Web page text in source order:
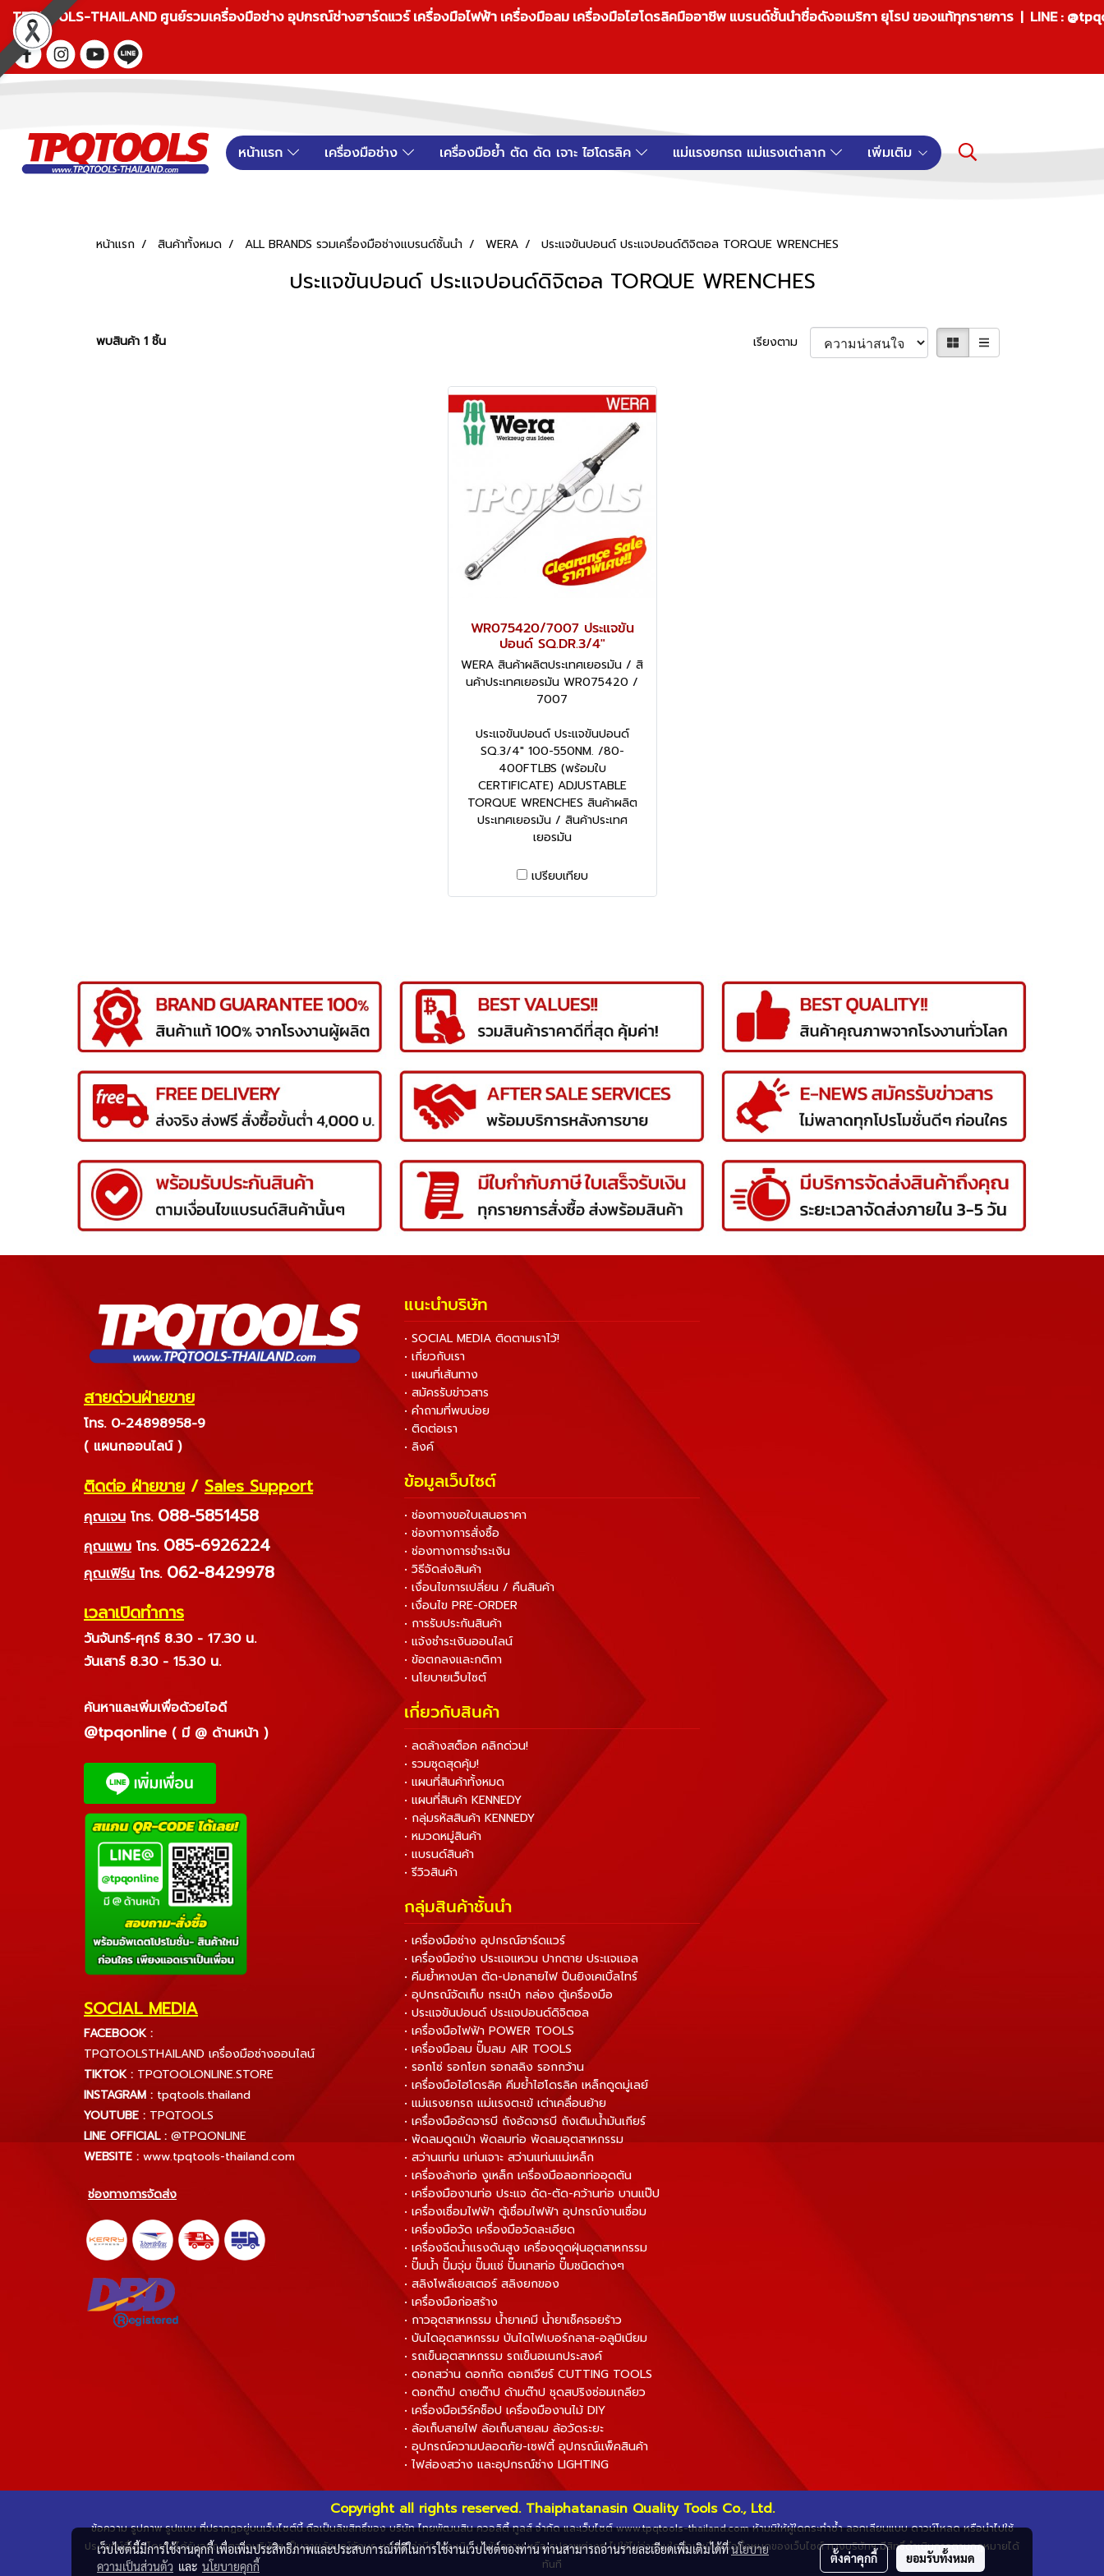
TPQTOOLS-THAILAND ศูนย์รวมเครื่องมือช่าง อุปกรณ์ช่างฮาร์ดแวร์ เครื่องมือไฟฟ้า เครื่องมือลม เครื่องมือไฮโดรลิคมืออาชีพ แบรนด์ชั้นนำชื่อดังอเมริกา ยุโรป ของแท้ทุกรายการ | LINE :
หน้าแรก เครื่องมือช่าง เครื่องมือย้ำ ตัด ดัด เจาะ ไฮโดรลิค แม่แรงยกรถ แม่แรงเต่าลาก เพิ่มเติม
หน้าแรก สินค้าทั้งหมด ALL BRANDS รวมเครื่องมือช่างแบรนด์ชั้นนำ WERA ประแจขันปอนด์ ประแจปอนด์ดิจิตอล TORQUE WRENCHES
ประแจขันปอนด์ ประแจปอนด์ดิจิตอล TORQUE WRENCHES
พบสินค้า 1 ชิ้น เรียงตาม
WR075420/7007 ประแจขัน
ปอนด์ SQ.DR.3/4"
WERA สินค้าผลิตประเทศเยอรมัน / สิ
นค้าประเทศเยอรมัน WR075420 /
7007
ประแจขันปอนด์ ประแจขันปอนด์
SQ.3/4" 100-550NM. /80-
400FTLBS (พร้อมใบ
CERTIFICATE) ADJUSTABLE
TORQUE WRENCHES สินค้าผลิต
ประเทศเยอรมัน / สินค้าประเทศ
เยอรมัน
เปรียบเทียบ
สายด่วนฝ่ายขาย
โทร. 0-24898958-9
( แผนกออนไลน์ )
ติดต่อ ฝ่ายขาย / Sales Support
คุณเจน โทร. 088-5851458
คุณแพม โทร. 085-6926224
คุณเฟิร์น โทร. 062-8429978
เวลาเปิดทำการ
วันจันทร์-ศุกร์ 8.30 - 17.30 น.
วันเสาร์ 8.30 - 15.30 น.
ค้นหาและเพิ่มเพื่อด้วยไอดี
@tpqonline ( มี @ ด้านหน้า )
SOCIAL MEDIA
FACEBOOK :
TPQTOOLSTHAILAND เครื่องมือช่างออนไลน์
TIKTOK : TPQTOOLONLINE.STORE
INSTAGRAM : tpqtools.thailand
YOUTUBE : TPQTOOLS
LINE OFFICIAL : @TPQONLINE
WEBSITE : www.tpqtools-thailand.com
ช่องทางการจัดส่ง
แนะนำบริษัท
• SOCIAL MEDIA ติดตามเราไว้!
• เกี่ยวกับเรา
• แผนที่เส้นทาง
• สมัครรับข่าวสาร
• คำถามที่พบบ่อย
• ติดต่อเรา
• ลิงค์
ข้อมูลเว็บไซต์
• ช่องทางขอใบเสนอราคา
• ช่องทางการสั่งซื้อ
• ช่องทางการชำระเงิน
• วิธีจัดส่งสินค้า
• เงื่อนไขการเปลี่ยน / คืนสินค้า
• เงื่อนไข PRE-ORDER
• การรับประกันสินค้า
• แจ้งชำระเงินออนไลน์
• ข้อตกลงและกติกา
• นโยบายเว็บไซต์
เกี่ยวกับสินค้า
• ลดล้างสต็อค คลิกด่วน!
• รวมชุดสุดคุ้ม!
• แผนที่สินค้าทั้งหมด
• แผนที่สินค้า KENNEDY
• กลุ่มรหัสสินค้า KENNEDY
• หมวดหมู่สินค้า
• แบรนด์สินค้า
• รีวิวสินค้า
กลุ่มสินค้าชั้นนำ
• เครื่องมือช่าง อุปกรณ์ฮาร์ดแวร์
• เครื่องมือช่าง ประแจแหวน ปากตาย ประแจแอล
• คีมย้ำหางปลา ตัด-ปอกสายไฟ ปืนยิงเคเบิ้ลไทร์
• อุปกรณ์จัดเก็บ กระเป๋า กล่อง ตู้เครื่องมือ
• ประแจขันปอนด์ ประแจปอนด์ดิจิตอล
• เครื่องมือไฟฟ้า POWER TOOLS
• เครื่องมือลม ปั๊มลม AIR TOOLS
• รอกโซ่ รอกโยก รอกสลิง รอกกว้าน
• เครื่องมือไฮโดรลิค คีมย้ำไฮโดรลิค เหล็กดูดมู่เลย์
• แม่แรงยกรถ แม่แรงตะเข้ เต่าเคลื่อนย้าย
• เครื่องมืออัดจารบี ถังอัดจารบี ถังเติมน้ำมันเกียร์
• พัดลมดูดเป่า พัดลมท่อ พัดลมอุตสาหกรรม
• สว่านแท่น แท่นเจาะ สว่านแท่นแม่เหล็ก
• เครื่องล้างท่อ งูเหล็ก เครื่องมือลอกท่ออุดตัน
• เครื่องมืองานท่อ ประแจ ดัด-ตัด-คว้านท่อ บานแป๊ป
• เครื่องเชื่อมไฟฟ้า ตู้เชื่อมไฟฟ้า อุปกรณ์งานเชื่อม
• เครื่องมือวัด เครื่องมือวัดละเอียด
• เครื่องฉีดน้ำแรงดันสูง เครื่องดูดฝุ่นอุตสาหกรรม
• ปั๊มน้ำ ปั๊มจุ่ม ปั๊มแช่ ปั๊มเทสท่อ ปั๊มชนิดต่างๆ
• สลิงโพลีเยสเตอร์ สลิงยกของ
• เครื่องมือก่อสร้าง
• กาวอุตสาหกรรม น้ำยาเคมี น้ำยาเช็ครอยร้าว
• บันไดอุตสาหกรรม บันไดไฟเบอร์กลาส-อลูมิเนียม
• รถเข็นอุตสาหกรรม รถเข็นอเนกประสงค์
• ดอกสว่าน ดอกกัด ดอกเจียร์ CUTTING TOOLS
• ดอกต๊าป ดายต๊าป ด้ามต๊าป ชุดสปริงซ่อมเกลียว
• เครื่องมือเวิร์คช็อป เครื่องมืองานไม้ DIY
• ล้อเก็บสายไฟ ล้อเก็บสายลม ล้อวัดระยะ
• อุปกรณ์ความปลอดภัย-เซฟตี้ อุปกรณ์แพ็คสินค้า
• ไฟส่องสว่าง และอุปกรณ์ช่าง LIGHTING
Copyright all rights reserved. Thaiphatanasin Quality Tools Co., Ltd.
ข้อความ รูปภาพ รูปแบบ ที่ปรากฏอยู่บนเว็บไซต์นี้ ถือเป็นลิขสิทธิ์ของ บริษัท ไทยพัฒนสิน ควอลิตี้ ทูลส์ จำกัด และเว็บไซต์ www.tpqtools-thailand.com ห้ามมิให้ผู้ใดกระทำซ้ำ ลอกเลียนแบบ ดาวน์โหลด หรือนำไปใช้
ประโยชน์อื่นใดโดยไม่ได้รับอนุญาตจากบริษัทฯ เป็นลายลักษณ์อักษร หากพบว่ามีการละเมิด นำข้อความ หรือ รูปภาพต่างๆ ไปใช้ไม่ว่าส่วนใดส่วนหนึ่งหรือทั้งหมดของเว็บไซต์ ทางบริษัทฯ มีสิทธิ์ดำเนินการตามกฎหมายได้
ทันที
เว็บไซต์นี้มีการใช้งานคุกกี้ เพื่อเพิ่มประสิทธิภาพและประสบการณ์ที่ดีในการใช้งานเว็บไซต์ของท่าน ท่านสามารถอ่านรายละเอียดเพิ่มเติมได้ที่นโยบาย
ความเป็นส่วนตัว และ นโยบายคุกกี้
ตั้งค่าคุกกี้ ยอมรับทั้งหมด